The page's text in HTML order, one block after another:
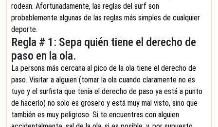
rodean. Afortunadamente, las reglas del surf son
probablemente algunas de las reglas más simples de cualquier
deporte.
Regla # 1: Sepa quién tiene el derecho de
paso en la ola.
La persona más cercana al pico de la ola tiene el derecho de
paso. Visitar a alguien (tomar la ola cuando claramente no es
tuyo y el surfista que tenía el derecho de paso ya está a punto
de hacerlo) no solo es grosero y está muy mal visto, sino que
también es muy peligroso. Si te encuentras con alguien